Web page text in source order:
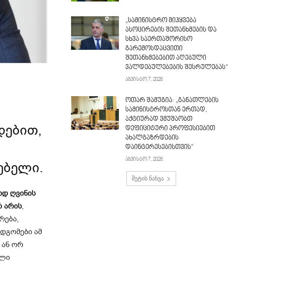
ღვინის
არის,
ამ
ან ორ
„სამინისტრო მიჰყვება
ასოცირების შეთანხმების და
სხვა საერთაშორისო
გარემოსდაცვითი
შეთანხმებებით აღებული
ვალდებულებების შესრულებას“
აგვისტო 7, 2026
ოთარ შამუგია: „განათლების
სამინისტროსთან ერთად,
აქტიურად ვმუშაობთ
დეფიციტური პროფესიებით
ახალგაზრდების
დაინტერესებისთვის“
აგვისტო 7, 2026
მეტის ნახვა